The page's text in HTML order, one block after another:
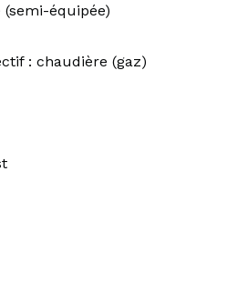
équipée)
: chaudière (gaz)